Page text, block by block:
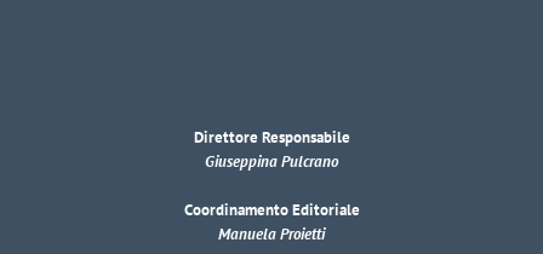
Direttore Responsabile
Giuseppina Pulcrano
Coordinamento Editoriale
Manuela Proietti